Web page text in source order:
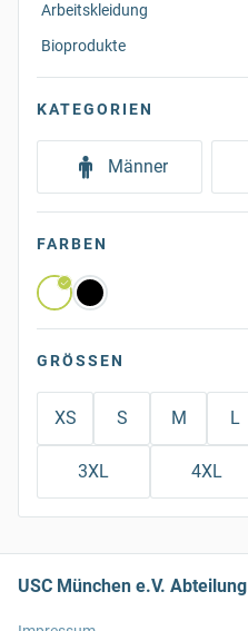
Arbeitskleidung
Bioprodukte
KATEGORIEN
Männer
FARBEN
GRÖSSEN
XS S M L
3XL 4XL
USC München e.V.